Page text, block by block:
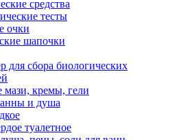
средства
тесты
очки
шапочки
для сбора биологических
мази, кремы, гели
и душа
туалетное